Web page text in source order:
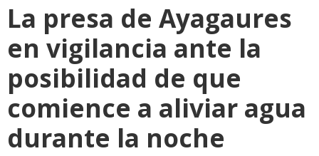
La presa de Ayagaures
en vigilancia ante la
posibilidad de que
comience a aliviar agua
durante la noche